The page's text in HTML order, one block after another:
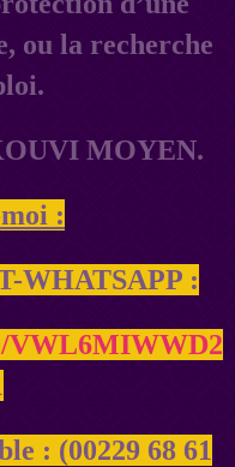
ou la recherche
MOYEN.
:
WHATSAPP :
VWL6MIWWD2
: (00229 68 61